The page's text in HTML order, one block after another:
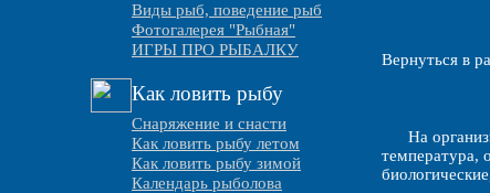
Виды рыб, поведение рыб
Фотогалерея "Рыбная"
ИГРЫ ПРО РЫБАЛКУ
Как ловить рыбу
Снаряжение и снасти
Как ловить рыбу летом
Как ловить рыбу зимой
Календарь рыболова
Вернуться в
На
температура,